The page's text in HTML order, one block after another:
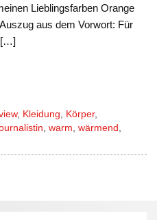
Lieblingsfarben Orange
aus dem Vorwort: Für
[…]
, Kleidung Körper,
,warm,wärmend ,